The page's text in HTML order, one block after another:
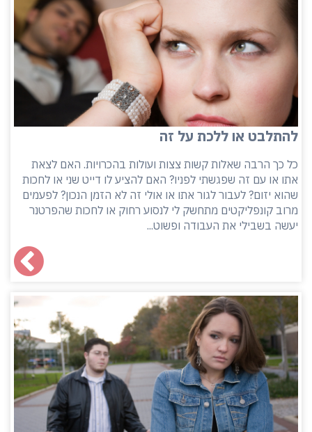
להתלבט או ללכת על זה
כל כך הרבה שאלות קשות צצות ועולות בהכרויות. האם לצאת
אתו או עם זה שפגשתי לפניו? האם להציע לו דייט שני או לחכות
שהוא יזום? לעבור לגור אתו או אולי זה לא הזמן הנכון? לפעמים
מרוב קונפליקטים מתחשק לי לנסוע רחוק או לחכות שהפרטנר
יעשה בשבילי את העבודה ופשוט...